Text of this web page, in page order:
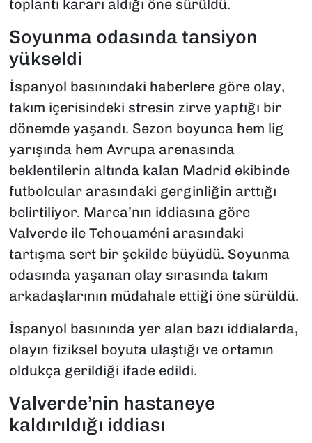
toplantı kararı aldığı öne sürüldü.
Soyunma odasında tansiyon
yükseldi
İspanyol basınındaki haberlere göre olay,
takım içerisindeki stresin zirve yaptığı bir
dönemde yaşandı. Sezon boyunca hem lig
yarışında hem Avrupa arenasında
beklentilerin altında kalan Madrid ekibinde
futbolcular arasındaki gerginliğin arttığı
belirtiliyor. Marca’nın iddiasına göre
Valverde ile Tchouaméni arasındaki
tartışma sert bir şekilde büyüdü. Soyunma
odasında yaşanan olay sırasında takım
arkadaşlarının müdahale ettiği öne sürüldü.
İspanyol basınında yer alan bazı iddialarda,
olayın fiziksel boyuta ulaştığı ve ortamın
oldukça gerildiği ifade edildi.
Valverde’nin hastaneye
kaldırıldığı iddiası